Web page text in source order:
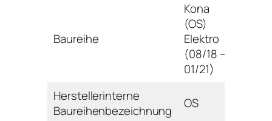
Baureihe
Kona
(OS)
Elektro
(08/18 –
01/21)
Herstellerinterne
Baureihenbezeichnung
OS